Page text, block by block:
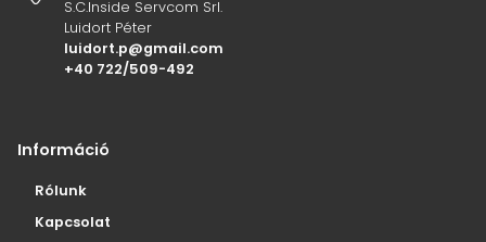
S.C.Inside Servcom Srl.
Luidort Péter
luidort.p@gmail.com
+40 722/509-492
Információ
Rólunk
Kapcsolat